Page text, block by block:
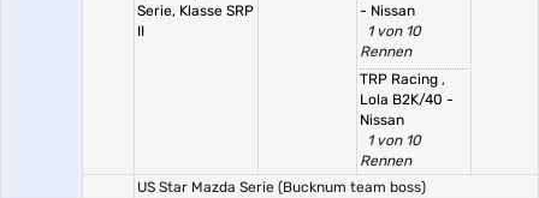
Serie, Klasse SRP
II
- Nissan
1 von 10
Rennen
TRP Racing ,
Lola B2K/40 -
Nissan
1 von 10
Rennen
US Star Mazda Serie (Bucknum team boss)